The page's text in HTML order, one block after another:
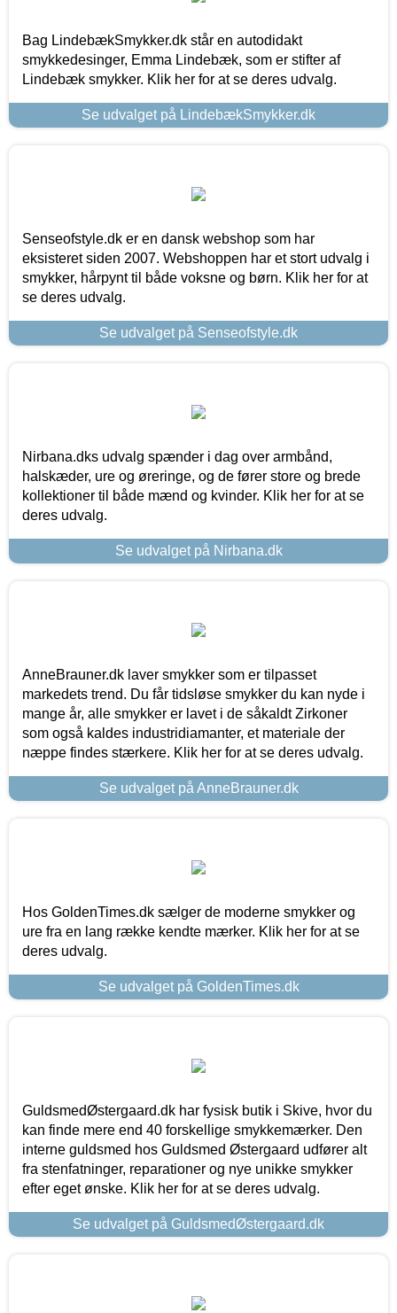
Bag LindebækSmykker.dk står en autodidakt
smykkedesinger, Emma Lindebæk, som er stifter af
Lindebæk smykker. Klik her for at se deres udvalg.
Se udvalget på LindebækSmykker.dk
Senseofstyle.dk er en dansk webshop som har
eksisteret siden 2007. Webshoppen har et stort udvalg i
smykker, hårpynt til både voksne og børn. Klik her for at
se deres udvalg.
Se udvalget på Senseofstyle.dk
Nirbana.dks udvalg spænder i dag over armbånd,
halskæder, ure og øreringe, og de fører store og brede
kollektioner til både mænd og kvinder. Klik her for at se
deres udvalg.
Se udvalget på Nirbana.dk
AnneBrauner.dk laver smykker som er tilpasset
markedets trend. Du får tidsløse smykker du kan nyde i
mange år, alle smykker er lavet i de såkaldt Zirkoner
som også kaldes industridiamanter, et materiale der
næppe findes stærkere. Klik her for at se deres udvalg.
Se udvalget på AnneBrauner.dk
Hos GoldenTimes.dk sælger de moderne smykker og
ure fra en lang række kendte mærker. Klik her for at se
deres udvalg.
Se udvalget på GoldenTimes.dk
GuldsmedØstergaard.dk har fysisk butik i Skive, hvor du
kan finde mere end 40 forskellige smykkemærker. Den
interne guldsmed hos Guldsmed Østergaard udfører alt
fra stenfatninger, reparationer og nye unikke smykker
efter eget ønske. Klik her for at se deres udvalg.
Se udvalget på GuldsmedØstergaard.dk